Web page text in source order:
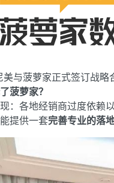
与菠萝家正式签订战略
菠萝家？
：各地经销商过度依赖
提供一套完善专业的落